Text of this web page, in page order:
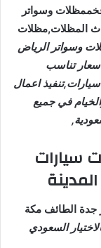
وسواتر
المظلات,مظلات
وسواتر الرياض
تناسب
اعمال
في جميع
سيارات
جدة الطائف مكة
السعودي